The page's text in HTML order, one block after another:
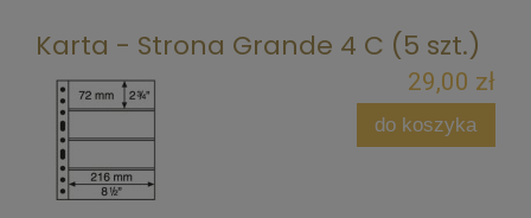
Karta - Strona Grande 4 C (5 szt.)
29,00 zł
do koszyka